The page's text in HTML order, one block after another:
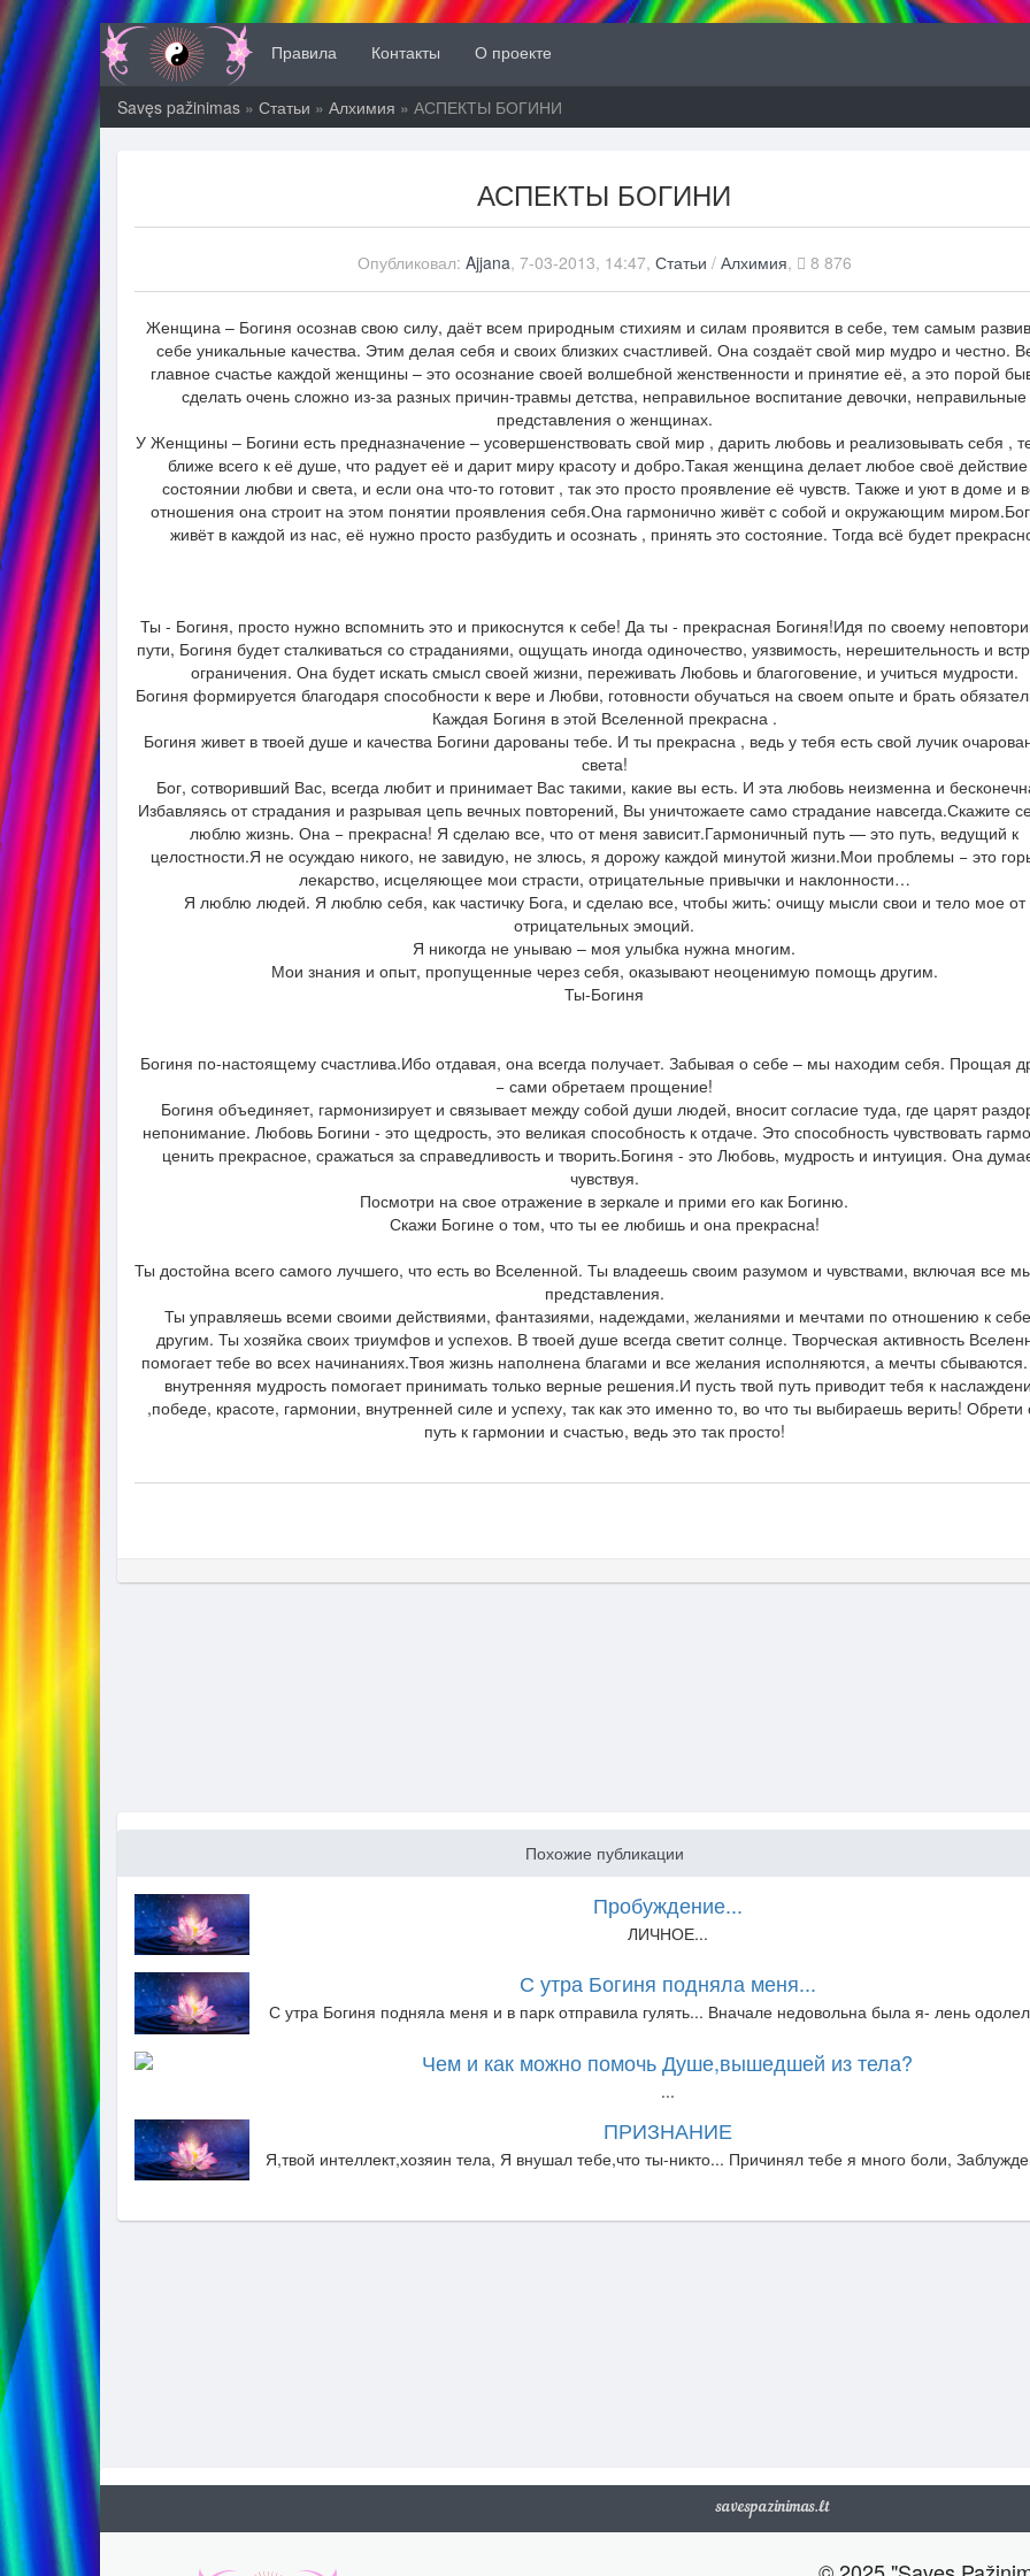
Правила Контакты О проекте
Savęs pažinimas » Статьи » Алхимия » АСПЕКТЫ БОГИНИ
АСПЕКТЫ БОГИНИ
Опубликовал: Ajjana, 7-03-2013, 14:47, Статьи / Алхимия, 8 876
Женщина – Богиня осознав свою силу, даёт всем природным стихиям и силам проявится в себе, тем самым
себе уникальные качества. Этим делая себя и своих близких счастливей. Она создаёт свой мир мудро и честно.
главное счастье каждой женщины – это осознание своей волшебной женственности и принятие её, а это порой
сделать очень сложно из-за разных причин-травмы детства, неправильное воспитание девочки, неправильные
представления о женщинах.
У Женщины – Богини есть предназначение – усовершенствовать свой мир , дарить любовь и реализовывать себя ,
ближе всего к её душе, что радует её и дарит миру красоту и добро.Такая женщина делает любое своё
состоянии любви и света, и если она что-то готовит , так это просто проявление её чувств. Также и уют в доме и
отношения она строит на этом понятии проявления себя.Она гармонично живёт с собой и окружающим
живёт в каждой из нас, её нужно просто разбудить и осознать , принять это состояние. Тогда всё будет
Ты - Богиня, просто нужно вспомнить это и прикоснутся к себе! Да ты - прекрасная Богиня!Идя по своему
пути, Богиня будет сталкиваться со страданиями, ощущать иногда одиночество, уязвимость, нерешительность и
ограничения. Она будет искать смысл своей жизни, переживать Любовь и благоговение, и учиться мудрости.
Богиня формируется благодаря способности к вере и Любви, готовности обучаться на своем опыте и брать
Каждая Богиня в этой Вселенной прекрасна .
Богиня живет в твоей душе и качества Богини дарованы тебе. И ты прекрасна , ведь у тебя есть свой лучик
света!
Бог, сотворивший Вас, всегда любит и принимает Вас такими, какие вы есть. И эта любовь неизменна и
Избавляясь от страдания и разрывая цепь вечных повторений, Вы уничтожаете само страдание навсегда.Скажите
люблю жизнь. Она − прекрасна! Я сделаю все, что от меня зависит.Гармоничный путь — это путь, ведущий к
целостности.Я не осуждаю никого, не завидую, не злюсь, я дорожу каждой минутой жизни.Мои проблемы − это
лекарство, исцеляющее мои страсти, отрицательные привычки и наклонности…
Я люблю людей. Я люблю себя, как частичку Бога, и сделаю все, чтобы жить: очищу мысли свои и тело мое от
отрицательных эмоций.
Я никогда не унываю – моя улыбка нужна многим.
Мои знания и опыт, пропущенные через себя, оказывают неоценимую помощь другим.
Ты-Богиня
Богиня по-настоящему счастлива.Ибо отдавая, она всегда получает. Забывая о себе – мы находим себя. Прощая
− сами обретаем прощение!
Богиня объединяет, гармонизирует и связывает между собой души людей, вносит согласие туда, где царят
непонимание. Любовь Богини - это щедрость, это великая способность к отдаче. Это способность чувствовать
ценить прекрасное, сражаться за справедливость и творить.Богиня - это Любовь, мудрость и интуиция. Она
чувствуя.
Посмотри на свое отражение в зеркале и прими его как Богиню.
Скажи Богине о том, что ты ее любишь и она прекрасна!
Ты достойна всего самого лучшего, что есть во Вселенной. Ты владеешь своим разумом и чувствами, включая все
представления.
Ты управляешь всеми своими действиями, фантазиями, надеждами, желаниями и мечтами по отношению к
другим. Ты хозяйка своих триумфов и успехов. В твоей душе всегда светит солнце. Творческая активность
помогает тебе во всех начинаниях.Твоя жизнь наполнена благами и все желания исполняются, а мечты
внутренняя мудрость помогает принимать только верные решения.И пусть твой путь приводит тебя к
,победе, красоте, гармонии, внутренней силе и успеху, так как это именно то, во что ты выбираешь верить! Обрети
путь к гармонии и счастью, ведь это так просто!
Похожие публикации
Пробуждение...
ЛИЧНОЕ...
С утра Богиня подняла меня...
С утра Богиня подняла меня и в парк отправила гулять... Вначале недовольна была я- лень
Чем и как можно помочь Душе,вышедшей из тела?
...
ПРИЗНАНИЕ
Я,твой интеллект,хозяин тела, Я внушал тебе,что ты-никто... Причинял тебе я много боли,
savespazinimas.lt